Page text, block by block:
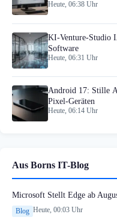
Heute, 06:38 Uhr
KI-Venture-Studio
Software
Heute, 06:31 Uhr
Android 17: Stille
Pixel-Geräten
Heute, 06:14 Uhr
Aus Borns IT-Blog
Microsoft Stellt Edge ab
Blog Heute, 00:03 Uhr